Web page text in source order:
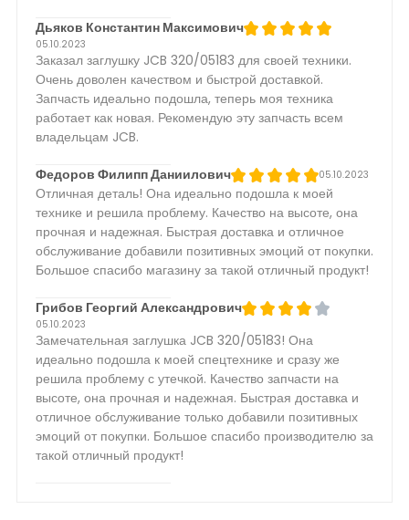
Дьяков Константин Максимович
05.10.2023
Заказал заглушку JCB 320/05183 для своей техники.
Очень доволен качеством и быстрой доставкой.
Запчасть идеально подошла, теперь моя техника
работает как новая. Рекомендую эту запчасть всем
владельцам JCB.
Федоров Филипп Даниилович 05.10.2023
Отличная деталь! Она идеально подошла к моей
технике и решила проблему. Качество на высоте, она
прочная и надежная. Быстрая доставка и отличное
обслуживание добавили позитивных эмоций от покупки.
Большое спасибо магазину за такой отличный продукт!
Грибов Георгий Александрович
05.10.2023
Замечательная заглушка JCB 320/05183! Она
идеально подошла к моей спецтехнике и сразу же
решила проблему с утечкой. Качество запчасти на
высоте, она прочная и надежная. Быстрая доставка и
отличное обслуживание только добавили позитивных
эмоций от покупки. Большое спасибо производителю за
такой отличный продукт!